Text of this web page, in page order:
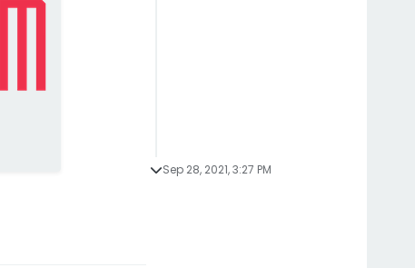
Sep 28, 2021, 3:27 PM